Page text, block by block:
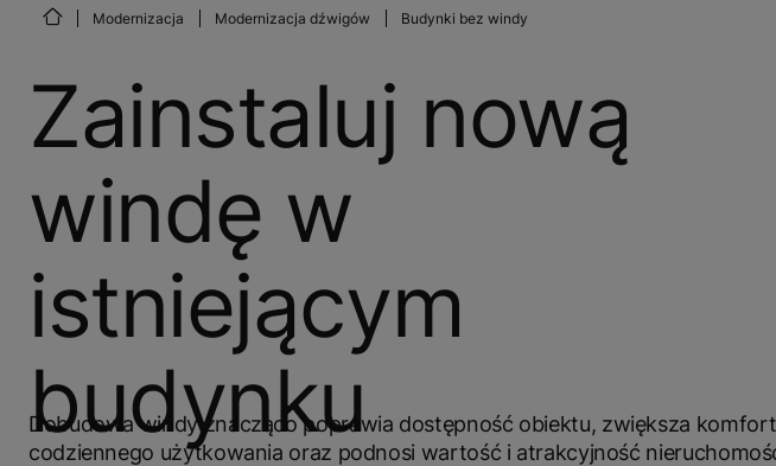
Modernizacja Modernizacja dźwigów Budynki bez windy
Zainstaluj nową
windę w
istniejącym
budynku
Dobudowa windy znacząco poprawia dostępność obiektu, zwiększa komfort
codziennego użytkowania oraz podnosi wartość i atrakcyjność